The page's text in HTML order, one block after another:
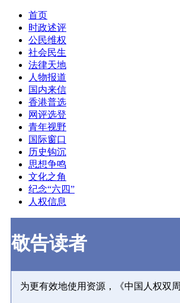
首页
时政述评
公民维权
社会民生
法律天地
人物报道
国内来信
香港普选
网评选登
青年视野
国际窗口
历史钩沉
思想争鸣
文化之角
纪念“六四”
人权信息
敬告读者
为更有效地使用资源，《中国人权双